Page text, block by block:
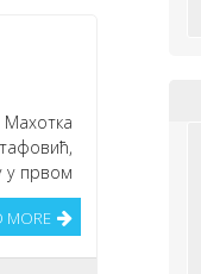
у првом
MORE